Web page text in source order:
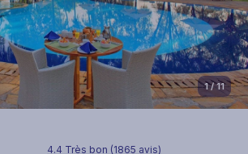
1/ 11
4.4 Très bon (1865 avis)